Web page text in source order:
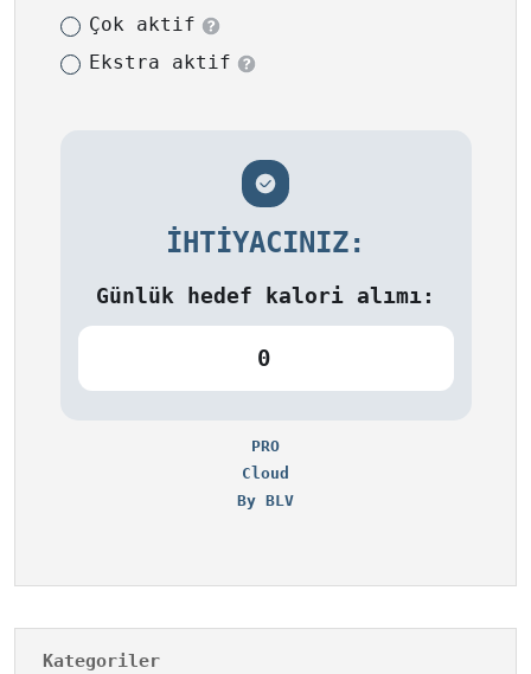
Çok aktif
Ekstra aktif
İHTIYACINIZ:
Günlük hedef kalori alımı:
0
PRO
Cloud
By BLV
Kategoriler